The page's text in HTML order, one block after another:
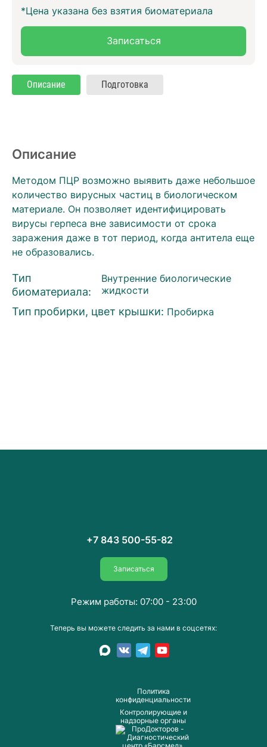
*Цена указана без взятия биоматериала
Записаться
Описание Подготовка
Описание
Методом ПЦР возможно выявить даже небольшое
количество вирусных частиц в биологическом
материале. Он позволяет идентифицировать
вирусы герпеса вне зависимости от срока
заражения даже в тот период, когда антитела еще
не образовались.
Тип
биоматериала:
Внутренние биологические
жидкости
Тип пробирки, цвет крышки: Пробирка
Пoлитика
конфиденциальности
Контролирующие и
надзорные органы
+7 843 500-55-82
Записаться
Теперь вы можете следить за нами в соцсетях:
Режим работы: 07:00 - 23:00